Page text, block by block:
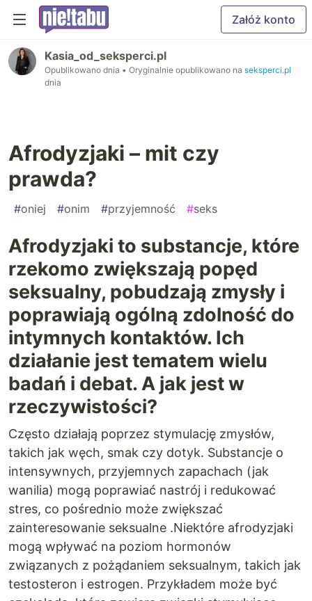
Załóż konto
Kasia_od_seksperci.pl
Opublikowano dnia • Oryginalnie opublikowano na seksperci.pl
dnia
Afrodyzjaki – mit czy
prawda?
#oniej #onim #przyjemność #seks
Afrodyzjaki to substancje, które
rzekomo zwiększają popęd
seksualny, pobudzają zmysły i
poprawiają ogólną zdolność do
intymnych kontaktów. Ich
działanie jest tematem wielu
badań i debat. A jak jest w
rzeczywistości?
Często działają poprzez stymulację zmysłów,
takich jak węch, smak czy dotyk. Substancje o
intensywnych, przyjemnych zapachach (jak
wanilia) mogą poprawiać nastrój i redukować
stres, co pośrednio może zwiększać
zainteresowanie seksualne .Niektóre afrodyzjaki
mogą wpływać na poziom hormonów
związanych z pożądaniem seksualnym, takich jak
testosteron i estrogen. Przykładem może być